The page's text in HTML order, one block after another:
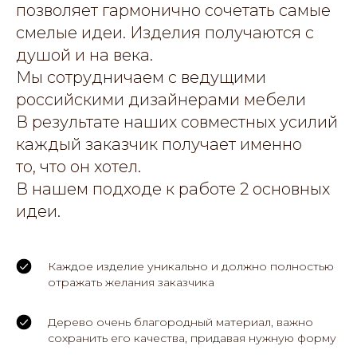
позволяет гармонично сочетать самые
смелые идеи. Изделия получаются с
душой и на века.
Мы сотрудничаем с ведущими
российскими дизайнерами мебели
В результате наших совместных усилий
каждый заказчик получает именно
то, что он хотел.
В нашем подходе к работе 2 основных
идеи.
Каждое изделие уникально и должно полностью
отражать желания заказчика
Дерево очень благородный материал, важно
сохранить его качества, придавая нужную форму